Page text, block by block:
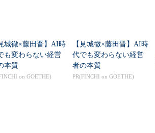
城徹×藤田晋】AI時
も変わらない経営
本質
on GOETHE)
【見城徹×藤田晋】AI時
代でも変わらない経営
者の本質
PR(FINCHI on GOETHE)